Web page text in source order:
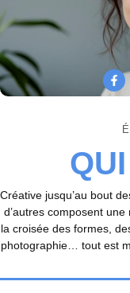
Créative jusqu’au bout
d’autres composent
la croisée des formes,
photographie… tout est